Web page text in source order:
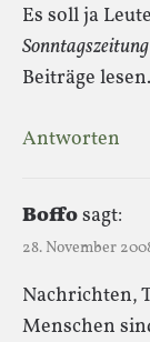
Es soll ja
Sonntagszeitung
Beiträge lesen.
Antworten
Boffosagt:
28. November
Nachrichten,
Menschen